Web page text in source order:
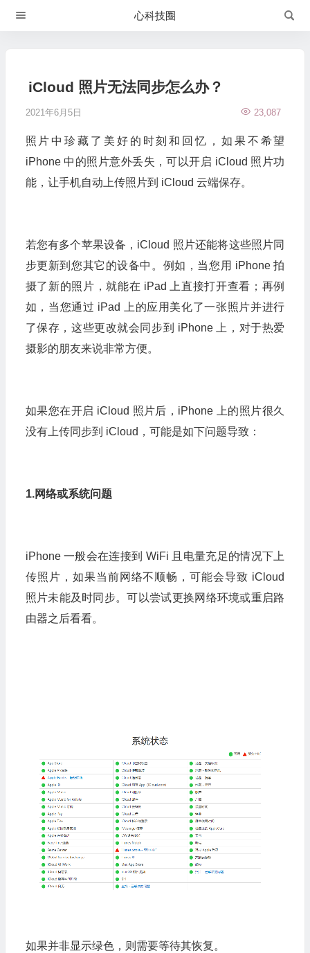
心科技圈
iCloud 照片无法同步怎么办？
2021年6月5日 23,087
照片中珍藏了美好的时刻和回忆，如果不希望
iPhone 中的照片意外丢失，可以开启 iCloud 照片功
能，让手机自动上传照片到 iCloud 云端保存。
若您有多个苹果设备，iCloud 照片还能将这些照片同
步更新到您其它的设备中。例如，当您用 iPhone 拍
摄了新的照片，就能在 iPad 上直接打开查看；再例
如，当您通过 iPad 上的应用美化了一张照片并进行
了保存，这些更改就会同步到 iPhone 上，对于热爱
摄影的朋友来说非常方便。
如果您在开启 iCloud 照片后，iPhone 上的照片很久
没有上传同步到 iCloud，可能是如下问题导致：
1.网络或系统问题
iPhone 一般会在连接到 WiFi 且电量充足的情况下上
传照片，如果当前网络不顺畅，可能会导致 iCloud
照片未能及时同步。可以尝试更换网络环境或重启路
由器之后看看。
如果并非显示绿色，则需要等待其恢复。